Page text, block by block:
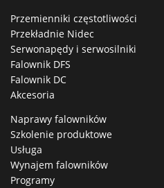
Przemienniki częstotliwości
Przekładnie Nidec
Serwonapędy i serwosilniki
Falownik DFS
Falownik DC
Akcesoria
Naprawy falowników
Szkolenie produktowe
Usługa
Wynajem falowników
Programy